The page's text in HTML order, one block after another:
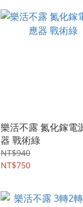
樂活不露 氮化鎵電
器 戰術綠
NT$940
NT$750